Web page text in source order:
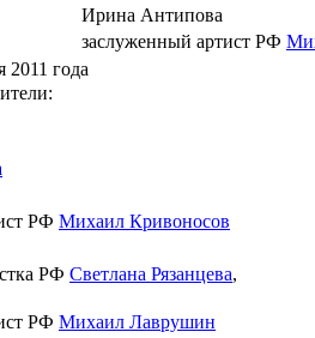
Ирина Антипова
заслуженный артист РФ
2011 года
РФ Михаил Кривоносов
РФ Светлана Рязанцева,
РФ Михаил Лаврушин